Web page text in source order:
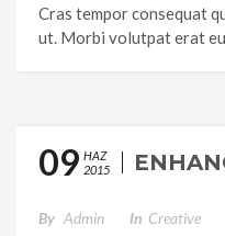
Cras tempor consequat
ut. Morbi volutpat erat
09 HAZ
2015
By Admin In Creative